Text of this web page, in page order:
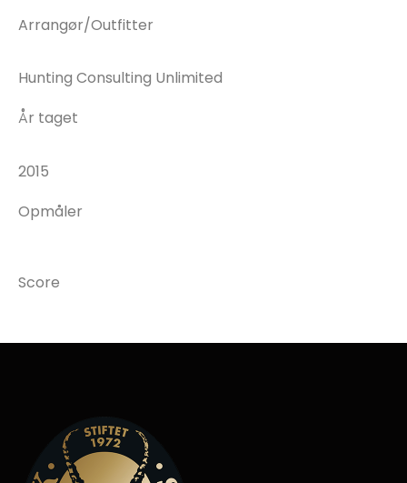
Arrangør/Outfitter
Hunting Consulting Unlimited
År taget
2015
Opmåler
Score